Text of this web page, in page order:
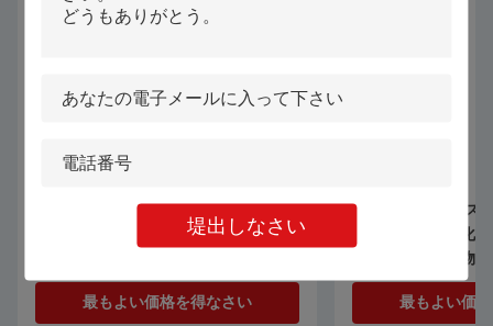
堤出しなさい
1070nm 1000W 1500W 手持ちレーザ
ー溶接機 ステンレス鋼 アルミニウム
最もよい価格を得なさい
暖かい下着 ブレス
動コンピュータ化
機 CNC 織物 織物
機
最もよい価